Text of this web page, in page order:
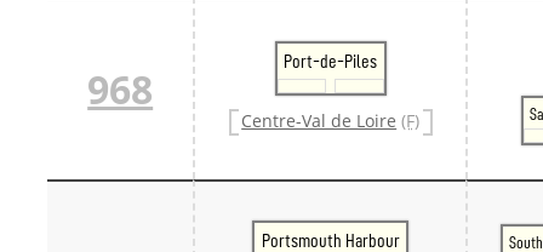
968
Port-de-Piles
Centre-Val de Loire (F)
Portsmouth Harbour